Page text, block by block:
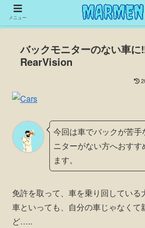
バックモニターのない車
RearVision
今回は車でバックが苦
ニターがない方へおす
ます。
免許を取って、車を乗り回している
車といっても、自分の車じゃなくて
ど…..
メニュー